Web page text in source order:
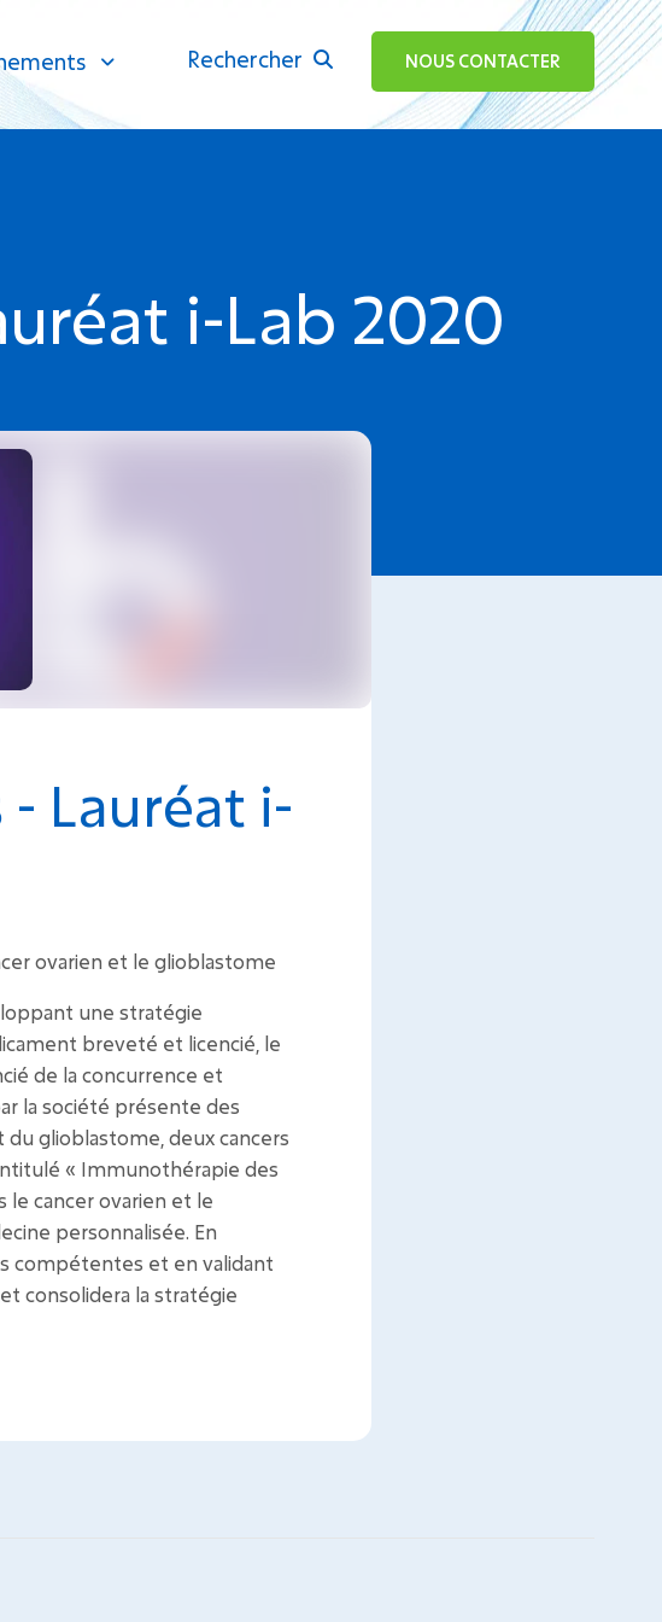
Rechercher
ok NOUS CONTACTER
i-Lab 2020
Lauréat i-
ovarien et le glioblastome
une stratégie
breveté et licencié, le
de la concurrence et
la société présente des
glioblastome, deux cancers
« Immunothérapie des
le cancer ovarien et le
personnalisée. En
compétentes et en validant
consolidera la stratégie